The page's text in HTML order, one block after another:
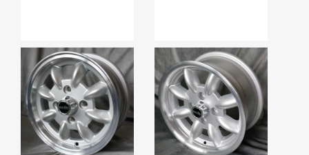
Ajouter au
panier